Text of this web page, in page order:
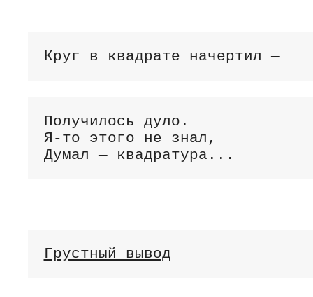
Круг в квадрате начертил —
Получилось дуло.
Я-то этого не знал,
Думал — квадратура...
Грустный вывод